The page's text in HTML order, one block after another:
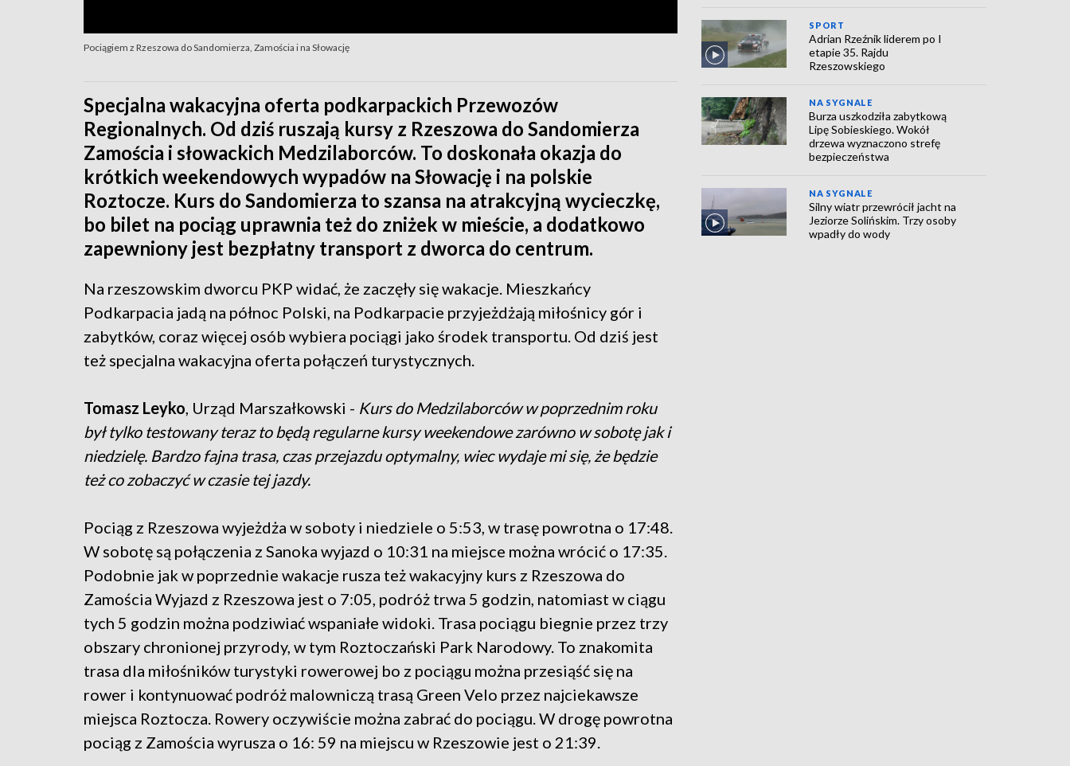
Pociągiem z Rzeszowa do Sandomierza, Zamościa i na Słowację
Specjalna wakacyjna oferta podkarpackich Przewozów
Regionalnych. Od dziś ruszają kursy z Rzeszowa do Sandomierza
Zamościa i słowackich Medzilaborców. To doskonała okazja do
krótkich weekendowych wypadów na Słowację i na polskie
Roztocze. Kurs do Sandomierza to szansa na atrakcyjną wycieczkę,
bo bilet na pociąg uprawnia też do zniżek w mieście, a dodatkowo
zapewniony jest bezpłatny transport z dworca do centrum.
Na rzeszowskim dworcu PKP widać, że zaczęły się wakacje. Mieszkańcy
Podkarpacia jadą na północ Polski, na Podkarpacie przyjeżdżają miłośnicy gór i
zabytków, coraz więcej osób wybiera pociągi jako środek transportu. Od dziś jest
też specjalna wakacyjna oferta połączeń turystycznych.
Tomasz Leyko , Urząd Marszałkowski - Kurs do Medzilaborców w poprzednim roku
był tylko testowany teraz to będą regularne kursy weekendowe zarówno w sobotę jak i
niedzielę. Bardzo fajna trasa, czas przejazdu optymalny, wiec wydaje mi się, że będzie
też co zobaczyć w czasie tej jazdy.
Pociąg z Rzeszowa wyjeżdża w soboty i niedziele o 5:53, w trasę powrotna o 17:48.
W sobotę są połączenia z Sanoka wyjazd o 10:31 na miejsce można wrócić o 17:35.
Podobnie jak w poprzednie wakacje rusza też wakacyjny kurs z Rzeszowa do
Zamościa Wyjazd z Rzeszowa jest o 7:05, podróż trwa 5 godzin, natomiast w ciągu
tych 5 godzin można podziwiać wspaniałe widoki. Trasa pociągu biegnie przez trzy
obszary chronionej przyrody, w tym Roztoczański Park Narodowy. To znakomita
trasa dla miłośników turystyki rowerowej bo z pociągu można przesiąść się na
rower i kontynuować podróż malowniczą trasą Green Velo przez najciekawsze
miejsca Roztocza. Rowery oczywiście można zabrać do pociągu. W drogę powrotna
pociąg z Zamościa wyrusza o 16: 59 na miejscu w Rzeszowie jest o 21:39.
SPORT
Adrian Rzeźnik liderem po I
etapie 35. Rajdu
Rzeszowskiego
NA SYGNALE
Burza uszkodziła zabytkową
Lipę Sobieskiego. Wokół
drzewa wyznaczono strefę
bezpieczeństwa
NA SYGNALE
Silny wiatr przewrócił jacht na
Jeziorze Solińskim. Trzy osoby
wpadły do wody